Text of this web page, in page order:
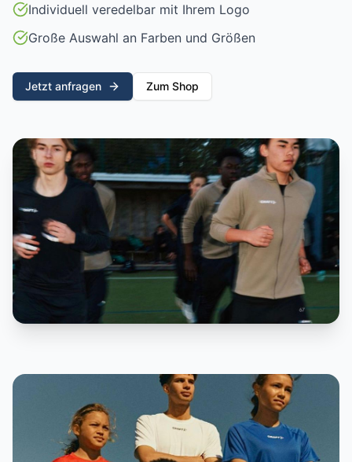
Individuell veredelbar mit Ihrem Logo
Große Auswahl an Farben und Größen
Jetzt anfragen Zum Shop